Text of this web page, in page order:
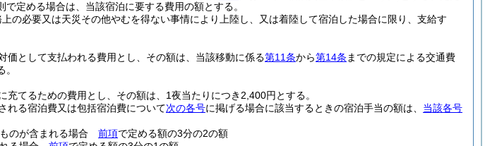
定める場合は、当該宿泊に要する費用の額とする。
の必要又は天災その他やむを得ない事情により上陸し、又は着陸して宿泊した場合に限り、支給す
価として支払われる費用とし、その額は、当該移動に係る第11条から第14条 までの規定による交通費
てるための費用とし、その額は、1夜当たりにつき2,400円とする。
れる宿泊費又は包括宿泊費について次の各号に掲げる場合に該当するときの宿泊手当の額は、 当該各号
のが含まれる場合 前項で定める額の3分の2の額